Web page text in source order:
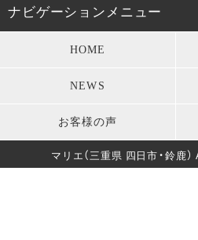
男性成人式袴
七五三衣装
モーニング・礼服
キッズ衣装
葬儀・法要
成人式前撮り
バースデー
ナビゲーションメニュー
HOME
NEWS
お客様の声
マリエ（三重県 四日市・鈴鹿